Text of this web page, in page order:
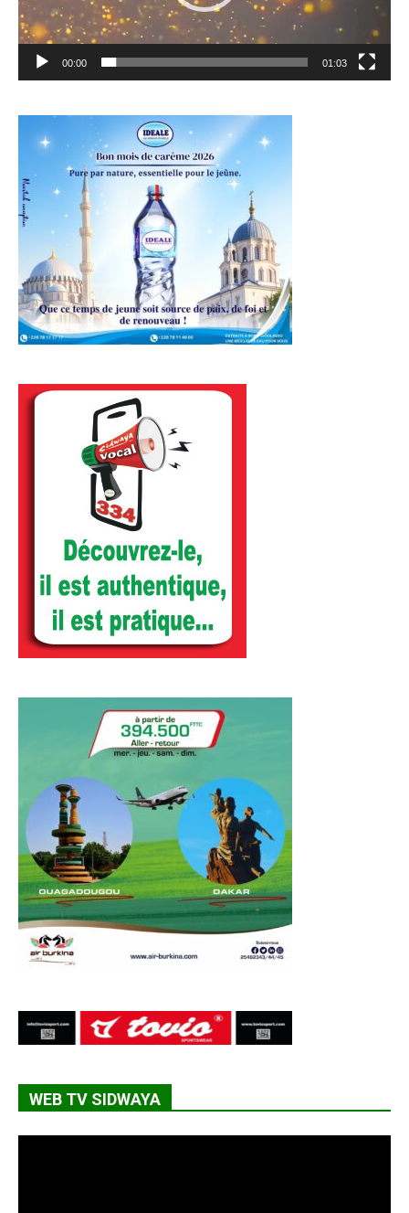
00:00 01:03
WEB TV SIDWAYA